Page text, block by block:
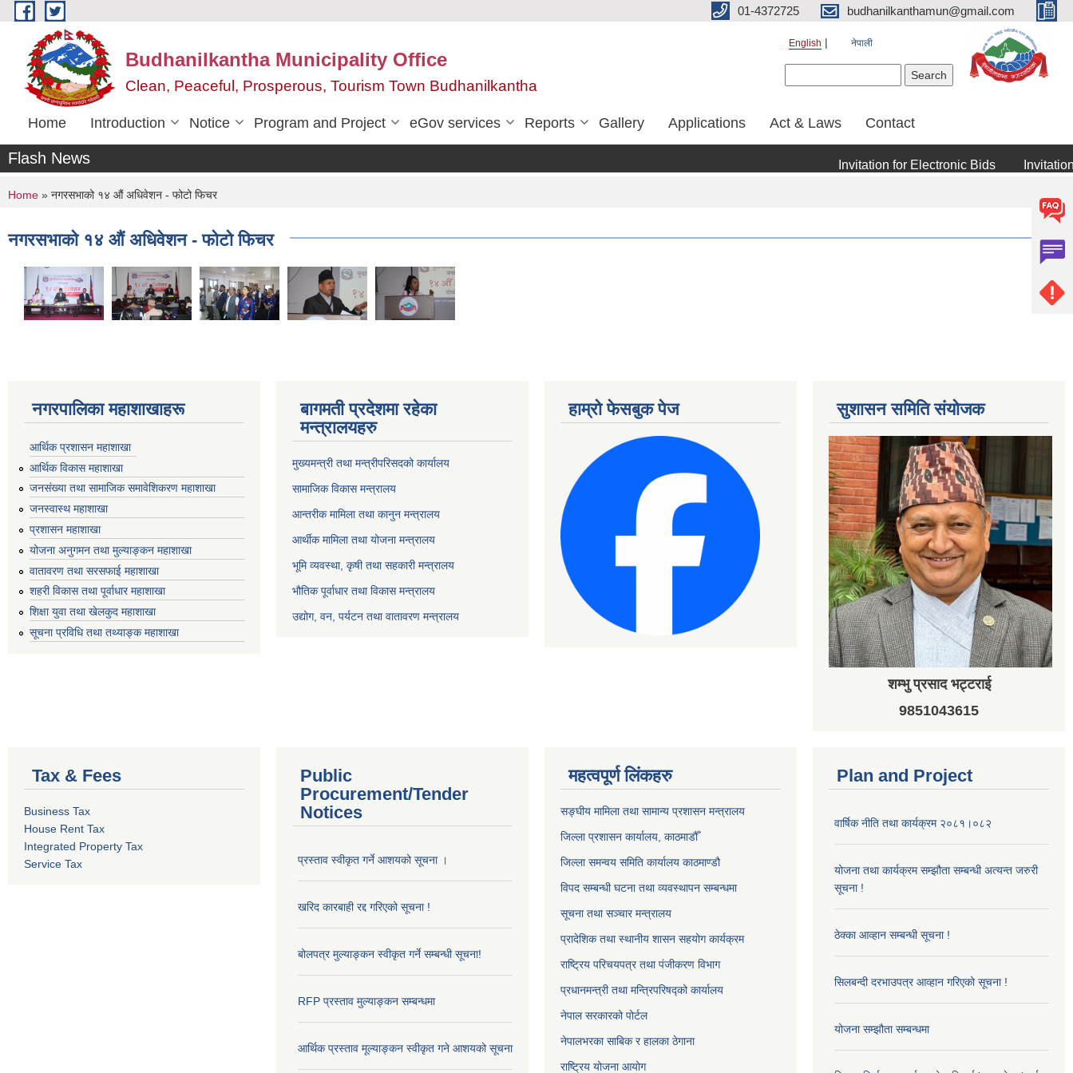
Skip to main content 01-4372725 budhanilkanthamun@gmail.com
Budhanilkantha Municipality Office
Clean, Peaceful, Prosperous, Tourism Town Budhanilkantha
English नेपाली
Home Introduction Notice Program and Project eGov services Reports Gallery Applications Act & Laws Contact
Flash News Invitation for Electronic Bids Invitation
You are here
Home » नगरसभाको १४ औं अधिवेशन - फोटो फिचर
नगरसभाको १४ औं अधिवेशन - फोटो फिचर
नगरपालिका महाशाखाहरू
आर्थिक प्रशासन महाशाखा
आर्थिक विकास महाशाखा
जनसंख्या तथा सामाजिक समावेशिकरण महाशाखा
जनस्वास्थ महाशाखा
प्रशासन महाशाखा
योजना अनुगमन तथा मुल्याङ्कन महाशाखा
वातावरण तथा सरसफाई महाशाखा
शहरी विकास तथा पूर्वाधार महाशाखा
शिक्षा युवा तथा खेलकुद महाशाखा
सूचना प्रविधि तथा तथ्याङ्क महाशाखा
बागमती प्रदेशमा रहेका
मन्त्रालयहरु
मुख्यमन्त्री तथा मन्त्रीपरिसदको कार्यालय
सामाजिक विकास मन्त्रालय
आन्तरीक मामिला तथा कानुन मन्त्रालय
आर्थीक मामिला तथा योजना मन्त्रालय
भूमि व्यवस्था, कृषी तथा सहकारी मन्त्रालय
भौतिक पूर्वाधार तथा विकास मन्त्रालय
उद्योग, वन, पर्यटन तथा वातावरण मन्त्रालय
हाम्रो फेसबुक पेज सुशासन समिति संयोजक
शम्भु प्रसाद भट्टराई
9851043615
Tax & Fees
Business Tax
House Rent Tax
Integrated Property Tax
Service Tax
Public
Procurement/Tender
Notices
प्रस्ताव स्वीकृत गर्ने आशयको सूचना ।
खरिद कारबाही रद्द गरिएको सूचना !
बोलपत्र मुल्याङ्कन स्वीकृत गर्ने सम्बन्धी सूचना!
RFP प्रस्ताव मुल्याङ्कन सम्बन्धमा
आर्थिक प्रस्ताव मूल्याङ्कन स्वीकृत गने आशयको सूचना
महत्वपूर्ण लिंकहरु
सङ्‍घीय मामिला तथा सामान्य प्रशासन मन्त्रालय
जिल्ला प्रशासन कार्यालय, काठमाडौँ
जिल्ला समन्वय समिति कार्यालय काठमाण्ड‌ौ
विपद सम्बन्धी घटना तथा व्यवस्थापन सम्बन्धमा
सूचना तथा सञ्चार मन्त्रालय
प्रादेशिक तथा स्थानीय शासन सहयोग कार्यक्रम
राष्ट्रिय परिचयपत्र तथा पंजीकरण विभाग
प्रधानमन्त्री तथा मन्त्रिपरिषद्को कार्यालय
नेपाल सरकारको पोर्टल
नेपालभरका साबिक र हालका ठेगाना
राष्ट्रिय योजना आयोग
Plan and Project
वार्षिक नीति तथा कार्यक्रम २०८१।०८२
योजना तथा कार्यक्रम सम्झौता सम्बन्धी अत्यन्त जरुरी
सूचना !
ठेक्का आव्हान सम्बन्धी सूचना !
सिलबन्दी दरभाउपत्र आव्हान गरिएको सूचना !
योजना सम्झौता सम्बन्धमा